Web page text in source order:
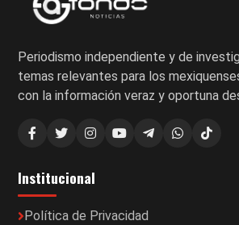
Periodismo independiente y de
temas relevantes para los
con la información veraz y oportuna
Institucional
Política de Privacidad